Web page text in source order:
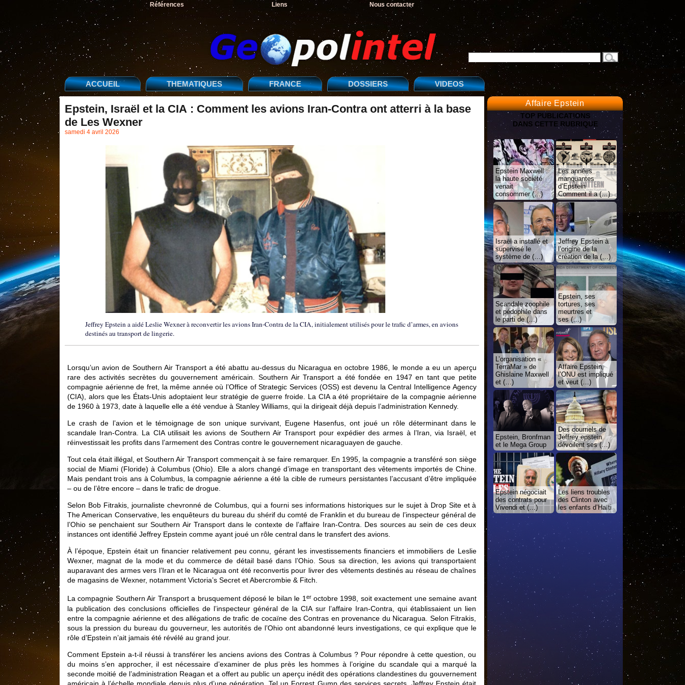
Références Liens Nous contacter
ACCUEIL THEMATIQUES FRANCE DOSSIERS VIDEOS
Epstein, Israël et la CIA : Comment les avions Iran-Contra ont atterri à la base
de Les Wexner
samedi 4 avril 2026
Jeffrey Epstein a aidé Leslie Wexner à reconvertir les avions Iran-Contra de la CIA, initialement utilisés pour le trafic d’armes, en avions
destinés au transport de lingerie.
Lorsqu’un avion de Southern Air Transport a été abattu au-dessus du Nicaragua en octobre 1986, le monde a eu un aperçu
rare des activités secrètes du gouvernement américain. Southern Air Transport a été fondée en 1947 en tant que petite
compagnie aérienne de fret, la même année où l’Office of Strategic Services (OSS) est devenu la Central Intelligence Agency
(CIA), alors que les États-Unis adoptaient leur stratégie de guerre froide. La CIA a été propriétaire de la compagnie aérienne
de 1960 à 1973, date à laquelle elle a été vendue à Stanley Williams, qui la dirigeait déjà depuis l’administration Kennedy.
Le crash de l’avion et le témoignage de son unique survivant, Eugene Hasenfus, ont joué un rôle déterminant dans le
scandale Iran-Contra. La CIA utilisait les avions de Southern Air Transport pour expédier des armes à l’Iran, via Israël, et
réinvestissait les profits dans l’armement des Contras contre le gouvernement nicaraguayen de gauche.
Tout cela était illégal, et Southern Air Transport commençait à se faire remarquer. En 1995, la compagnie a transféré son siège
social de Miami (Floride) à Columbus (Ohio). Elle a alors changé d’image en transportant des vêtements importés de Chine.
Mais pendant trois ans à Columbus, la compagnie aérienne a été la cible de rumeurs persistantes l’accusant d’être impliquée
– ou de l’être encore – dans le trafic de drogue.
Selon Bob Fitrakis, journaliste chevronné de Columbus, qui a fourni ses informations historiques sur le sujet à Drop Site et à
The American Conservative, les enquêteurs du bureau du shérif du comté de Franklin et du bureau de l’inspecteur général de
l’Ohio se penchaient sur Southern Air Transport dans le contexte de l’affaire Iran-Contra. Des sources au sein de ces deux
instances ont identifié Jeffrey Epstein comme ayant joué un rôle central dans le transfert des avions.
À l’époque, Epstein était un financier relativement peu connu, gérant les investissements financiers et immobiliers de Leslie
Wexner, magnat de la mode et du commerce de détail basé dans l’Ohio. Sous sa direction, les avions qui transportaient
auparavant des armes vers l’Iran et le Nicaragua ont été reconvertis pour livrer des vêtements destinés au réseau de chaînes
de magasins de Wexner, notamment Victoria’s Secret et Abercrombie & Fitch.
La compagnie Southern Air Transport a brusquement déposé le bilan le 1eroctobre 1998, soit exactement une semaine avant
la publication des conclusions officielles de l’inspecteur général de la CIA sur l’affaire Iran-Contra, qui établissaient un lien
entre la compagnie aérienne et des allégations de trafic de cocaïne des Contras en provenance du Nicaragua. Selon Fitrakis,
sous la pression du bureau du gouverneur, les autorités de l’Ohio ont abandonné leurs investigations, ce qui explique que le
rôle d’Epstein n’ait jamais été révélé au grand jour.
Comment Epstein a-t-il réussi à transférer les anciens avions des Contras à Columbus ? Pour répondre à cette question, ou
du moins s’en approcher, il est nécessaire d’examiner de plus près les hommes à l’origine du scandale qui a marqué la
seconde moitié de l’administration Reagan et a offert au public un aperçu inédit des opérations clandestines du gouvernement
américain à l’échelle mondiale depuis plus d’une génération. Tel un Forrest Gump des services secrets, Jeffrey Epstein était
Affaire Epstein
TOP PUBLICATIONS
DANS CETTE RUBRIQUE
Epstein Maxwell :
la haute société
venait
consommer (…)
Les années
manquantes
d’Epstein
Comment il a (…)
Israël a installé et
supervisé le
système de (…)
Jeffrey Epstein à
l’origine de la
création de la (…)
Scandale zoophile
et pédophile dans
le parti de (…)
Epstein, ses
tortures, ses
meurtres et
ses (…)
L’organisation «
TerraMar » de
Ghislaine Maxwell
et (…)
Affaire Epstein,
l’ONU est impliqué
et veut (…)
Epstein, Bronfman
et le Mega Group
Des courriels de
Jeffrey epstein
dévoilent ses (…)
Epstein négociait
des contrats pour
Vivendi et (…)
Les liens troubles
des Clinton avec
les enfants d’Haïti